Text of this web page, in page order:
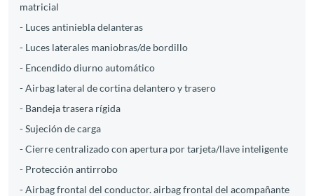
matricial
- Luces antiniebla delanteras
- Luces laterales maniobras/de bordillo
- Encendido diurno automático
- Airbag lateral de cortina delantero y trasero
- Bandeja trasera rígida
- Sujeción de carga
- Cierre centralizado con apertura por tarjeta/llave inteligente
- Protección antirrobo
- Airbag frontal del conductor. airbag frontal del acompañante